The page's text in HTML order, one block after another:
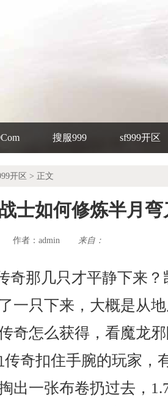
搜服999 sf999开区
开区 > 正文
士如何修炼半月弯
作者： admin 来自：
奇那几只才平静下来
一只下来，大概是从
奇怎么获得，看魔龙
传奇扣住手腕的玩家，
出一张布卷扔过去，